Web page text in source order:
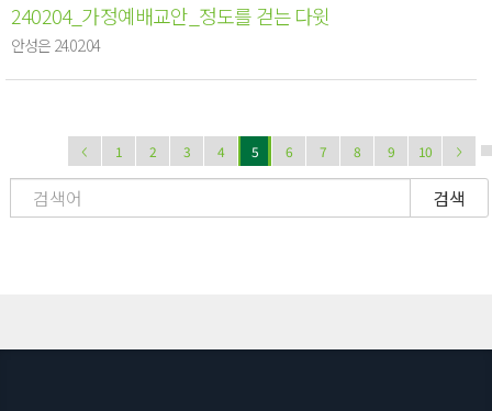
240204_가정예배교안_정도를 걷는 다윗
안성은 24.02.04
1 2 3 4 5 6 7 8 9 10
검색